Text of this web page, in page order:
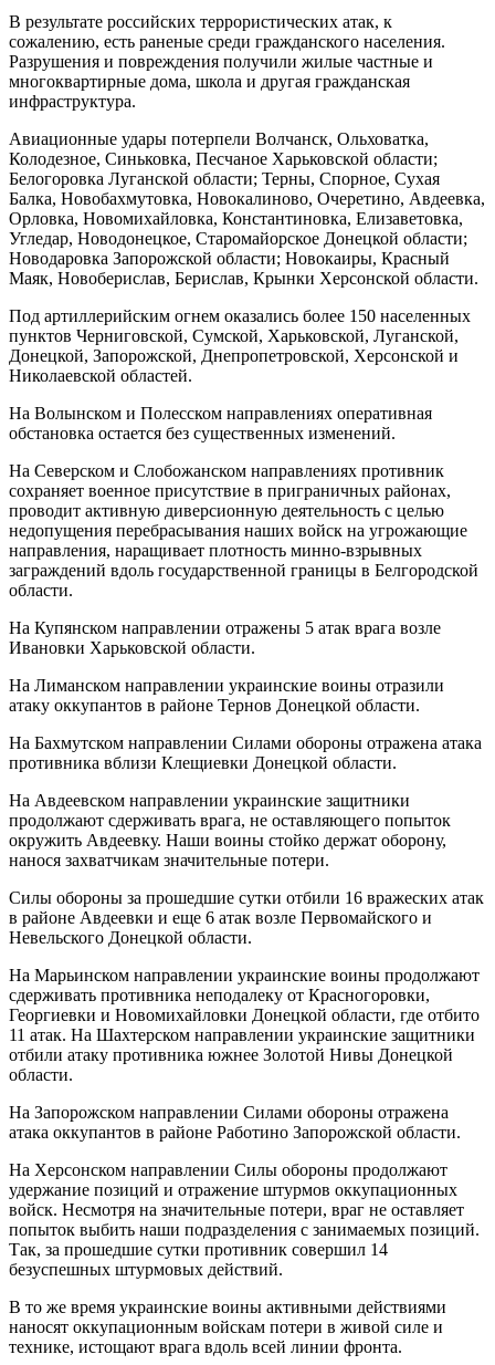
В результате российских террористических атак, к
сожалению, есть раненые среди гражданского населения.
Разрушения и повреждения получили жилые частные и
многоквартирные дома, школа и другая гражданская
инфраструктура.
Авиационные удары потерпели Волчанск, Ольховатка,
Колодезное, Синьковка, Песчаное Харьковской области;
Белогоровка Луганской области; Терны, Спорное, Сухая
Балка, Новобахмутовка, Новокалиново, Очеретино, Авдеевка,
Орловка, Новомихайловка, Константиновка, Елизаветовка,
Угледар, Новодонецкое, Старомайорское Донецкой области;
Новодаровка Запорожской области; Новокаиры, Красный
Маяк, Новоберислав, Берислав, Крынки Херсонской области.
Под артиллерийским огнем оказались более 150 населенных
пунктов Черниговской, Сумской, Харьковской, Луганской,
Донецкой, Запорожской, Днепропетровской, Херсонской и
Николаевской областей.
На Волынском и Полесском направлениях оперативная
обстановка остается без существенных изменений.
На Северском и Слобожанском направлениях противник
сохраняет военное присутствие в приграничных районах,
проводит активную диверсионную деятельность с целью
недопущения перебрасывания наших войск на угрожающие
направления, наращивает плотность минно-взрывных
заграждений вдоль государственной границы в Белгородской
области.
На Купянском направлении отражены 5 атак врага возле
Ивановки Харьковской области.
На Лиманском направлении украинские воины отразили
атаку оккупантов в районе Тернов Донецкой области.
На Бахмутском направлении Силами обороны отражена атака
противника вблизи Клещиевки Донецкой области.
На Авдеевском направлении украинские защитники
продолжают сдерживать врага, не оставляющего попыток
окружить Авдеевку. Наши воины стойко держат оборону,
нанося захватчикам значительные потери.
Силы обороны за прошедшие сутки отбили 16 вражеских атак
в районе Авдеевки и еще 6 атак возле Первомайского и
Невельского Донецкой области.
На Марьинском направлении украинские воины продолжают
сдерживать противника неподалеку от Красногоровки,
Георгиевки и Новомихайловки Донецкой области, где отбито
11 атак. На Шахтерском направлении украинские защитники
отбили атаку противника южнее Золотой Нивы Донецкой
области.
На Запорожском направлении Силами обороны отражена
атака оккупантов в районе Работино Запорожской области.
На Херсонском направлении Силы обороны продолжают
удержание позиций и отражение штурмов оккупационных
войск. Несмотря на значительные потери, враг не оставляет
попыток выбить наши подразделения с занимаемых позиций.
Так, за прошедшие сутки противник совершил 14
безуспешных штурмовых действий.
В то же время украинские воины активными действиями
наносят оккупационным войскам потери в живой силе и
технике, истощают врага вдоль всей линии фронта.